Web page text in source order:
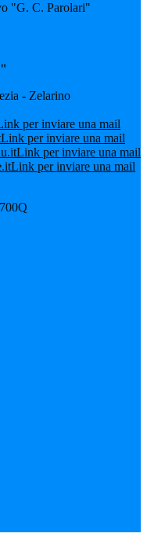
"G. C. Parolari"
- Zelarino
per inviare una mail
Link per inviare una mail
Link per inviare una mail
Link per inviare una mail